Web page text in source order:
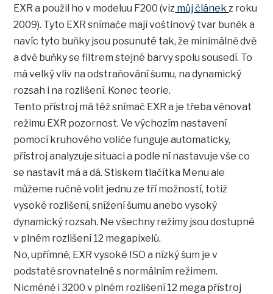
EXR a použil ho v modeluu F200 (viz můj článekz roku
2009). Tyto EXR snímače mají voštinový tvar buněk a
navíc tyto buňky jsou posunuté tak, že minimálně dvě
a dvě buňky se filtrem stejné barvy spolu sousedí. To
má velký vliv na odstraňování šumu, na dynamický
rozsah i na rozlišení. Konec teorie.
Tento přístroj má též snímač EXR a je třeba věnovat
režimu EXR pozornost. Ve výchozím nastavení
pomocí kruhového voliče funguje automaticky,
přístroj analyzuje situaci a podle ní nastavuje vše co
se nastavit má a dá. Stiskem tlačítka Menu ale
můžeme ručně volit jednu ze tří možností, totiž
vysoké rozlišení, snížení šumu anebo vysoký
dynamický rozsah. Ne všechny režimy jsou dostupné
v plném rozlišení 12 megapixelů.
No, upřímně, EXR vysoké ISO a nízký šum je v
podstatě srovnatelné s normálním režimem.
Nicméně i 3200 v plném rozlišení 12 mega přístroj